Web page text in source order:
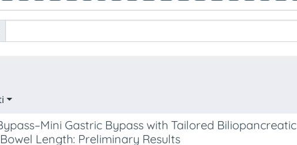
Gastric Bypass with Tailored
Length: Preliminary Results